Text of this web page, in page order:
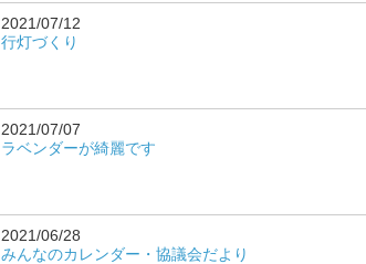
2021/07/12
行灯づくり
2021/07/07
ラベンダーが綺麗です
2021/06/28
みんなのカレンダー・協議会だより